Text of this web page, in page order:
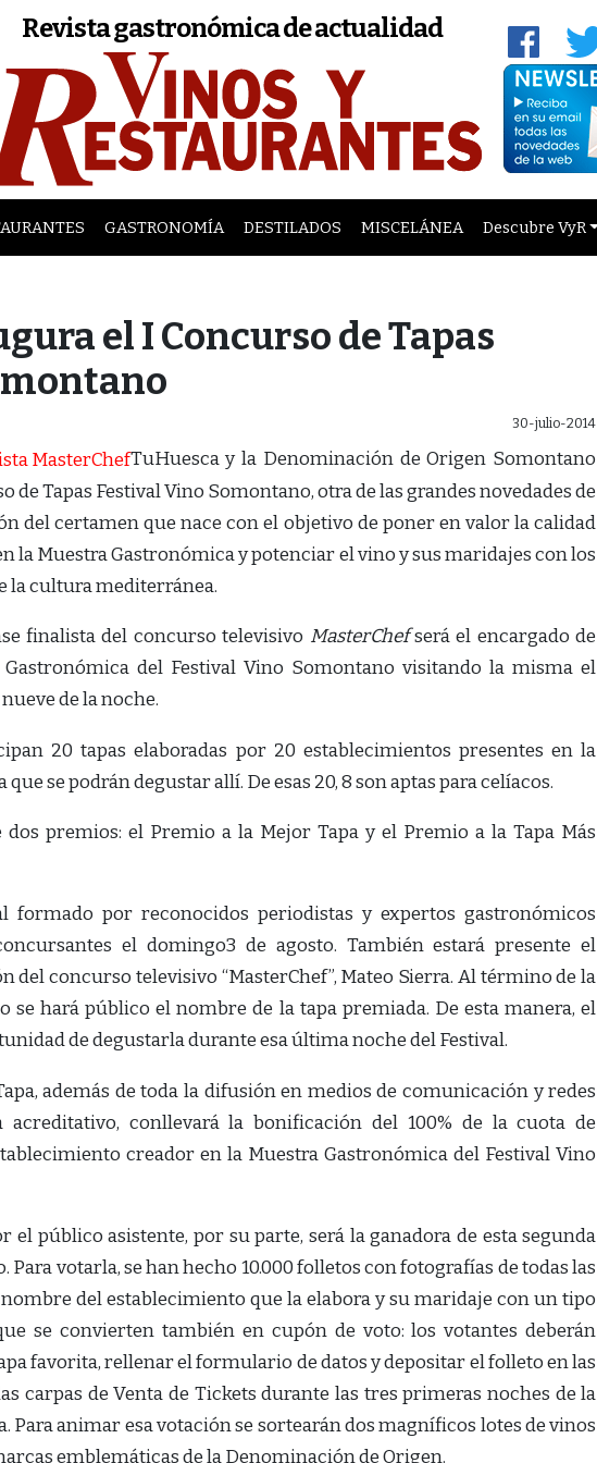
Revista gastronómica de actualidad
GASTRONOMÍA DESTILADOS MISCELÁNEA Descubre VyR
el I Concurso de Tapas
30-julio-2014
TuHuesca y la Denominación de Origen Somontano
de Tapas Festival Vino Somontano, otra de las grandes novedades de
del certamen que nace con el objetivo de poner en valor la calidad
la Muestra Gastronómica y potenciar el vino y sus maridajes con los
la cultura mediterránea.
finalista del concurso televisivo MasterChefserá el encargado de
del Festival Vino Somontano visitando la misma el
de la noche.
20 tapas elaboradas por 20 establecimientos presentes en la
se podrán degustar allí. De esas 20, 8 son aptas para celíacos.
dos premios: el Premio a la Mejor Tapa y el Premio a la Tapa Más
formado por reconocidos periodistas y expertos gastronómicos
el domingo3 de agosto. También estará presente el
del concurso televisivo “MasterChef”, Mateo Sierra. Al término de la
se hará público el nombre de la tapa premiada. De esta manera, el
de degustarla durante esa última noche del Festival.
además de toda la difusión en medios de comunicación y redes
acreditativo, conllevará la bonificación del 100% de la cuota de
creador en la Muestra Gastronómica del Festival Vino
el público asistente, por su parte, será la ganadora de esta segunda
Para votarla, se han hecho 10.000 folletos con fotografías de todas las
del establecimiento que la elabora y su maridaje con un tipo
se convierten también en cupón de voto: los votantes deberán
favorita, rellenar el formulario de datos y depositar el folleto en las
carpas de Venta de Tickets durante las tres primeras noches de la
Para animar esa votación se sortearán dos magníficos lotes de vinos
emblemáticas de la Denominación de Origen.